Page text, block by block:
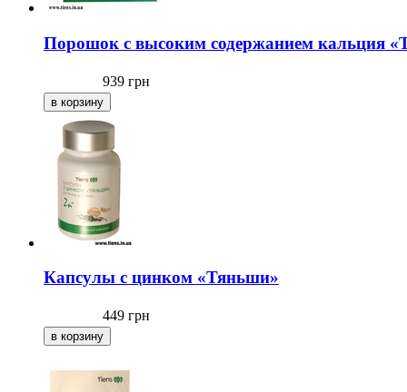
Порошок с высоким содержанием кальция
939 грн
Капсулы с цинком «Тяньши»
449 грн